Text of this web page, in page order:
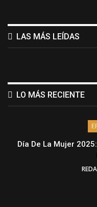
LAS MÁS LEÍDAS
LO MÁS RECIENTE
Día De La Mujer